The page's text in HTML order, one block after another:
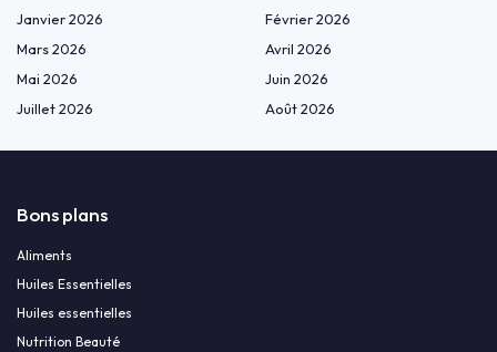
Janvier 2026
Février 2026
Mars 2026
Avril 2026
Mai 2026
Juin 2026
Juillet 2026
Août 2026
Bons plans
Aliments
Huiles Essentielles
Huiles essentielles
Nutrition Beauté